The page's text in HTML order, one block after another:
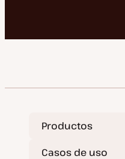
Productos
Casos de uso